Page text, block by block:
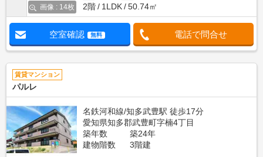
画像 : 14枚
2階
1LDK 50.74㎡
空室確認 無料 電話で問合せ
賃貸マンション
パルレ
名鉄河和線/知多武豊駅 徒歩17分
愛知県知多郡武豊町字楠4丁目
築年数
築24年
建物階数
3階建